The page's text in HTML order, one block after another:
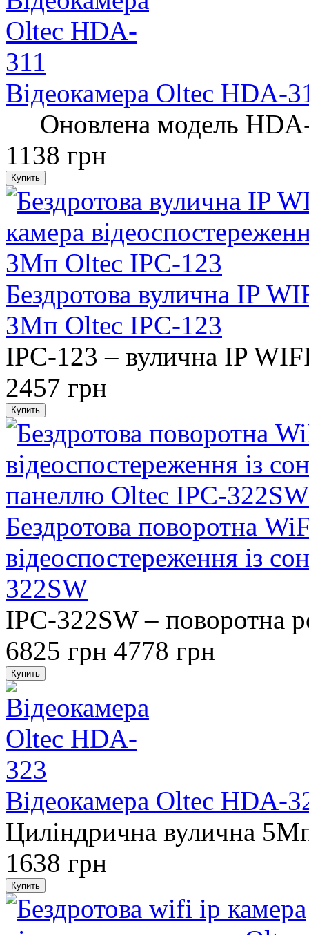
Відеокамера Oltec HDA-
Оновлена ​​модель
1138 грн
Бездротова вулична IP
3Мп Oltec IPC-123
IPC-123 – вулична IP
2457 грн
Бездротова поворотна
відеоспостереження із
322SW
IPC-322SW – поворотна
6825 грн 4778 грн
Відеокамера Oltec HDA-
Циліндрична вулична
1638 грн